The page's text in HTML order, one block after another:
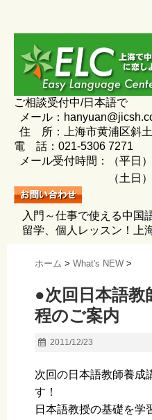
ご相談受付中/日本語で
メール：
住 所：上海市黄浦区斜
電 話：021-5306 7271
メール受付時間：（平日
（土日）
入門～仕事で使える中国
留学、個人レッスン！上
ホーム > What's NEW >
●次回日本語教
程のご案内
2011/12/23
次回の日本語教師養成
す！
日本語教授の基礎を学